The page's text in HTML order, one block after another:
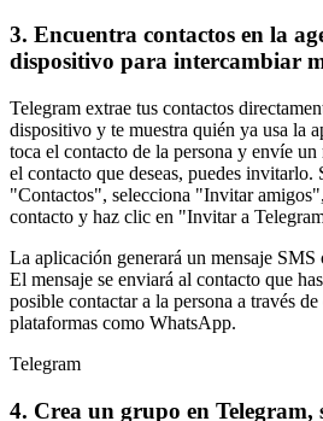
3. Encuentra contactos en la
dispositivo para intercambiar
Telegram extrae tus contactos
dispositivo y te muestra quién ya usa la
toca el contacto de la persona y envíe un
el contacto que deseas, puedes invitarlo.
"Contactos", selecciona "Invitar
contacto y haz clic en "Invitar a
La aplicación generará un mensaje SMS
El mensaje se enviará al contacto que
posible contactar a la persona a través
plataformas como WhatsApp.
Telegram
4. Crea un grupo en Telegram,